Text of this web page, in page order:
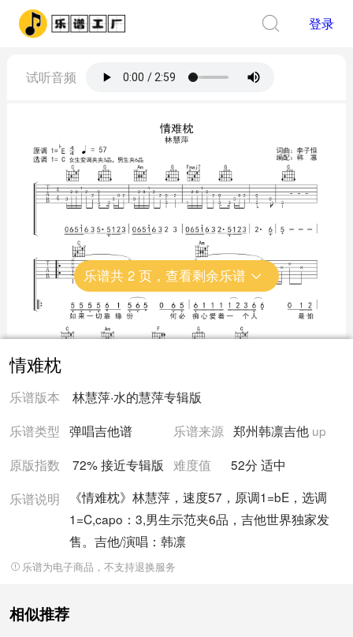
登录
试听音频
乐谱共 2页，查看剩余乐谱
情难枕
乐谱版本 林慧萍·水的慧萍专辑版
乐谱类型
弹唱吉他谱 乐谱来源 郑州韩凛吉他up
原版指数
72% 接近专辑版 难度值 52分 适中
乐谱说明
《情难枕》林慧萍，速度57，原调1=bE，选调
1=C,capo：3,男生示范夹6品，吉他世界独家发
售。吉他/演唱：韩凛
乐谱为电子商品，不支持退换服务
相似推荐